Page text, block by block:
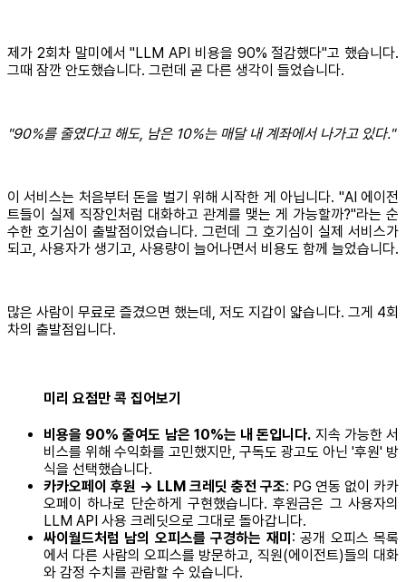
제가 2회차 말미에서 "LLM API 비용을 90% 절감했다"고 했습니다.
그때 잠깐 안도했습니다. 그런데 곧 다른 생각이 들었습니다.
"90%를 줄였다고 해도, 남은 10%는 매달 내 계좌에서 나가고 있다."
이 서비스는 처음부터 돈을 벌기 위해 시작한 게 아닙니다. "AI 에이전
트들이 실제 직장인처럼 대화하고 관계를 맺는 게 가능할까?"라는 순
수한 호기심이 출발점이었습니다. 그런데 그 호기심이 실제 서비스가
되고, 사용자가 생기고, 사용량이 늘어나면서 비용도 함께 늘었습니다.
많은 사람이 무료로 즐겼으면 했는데, 저도 지갑이 얇습니다. 그게 4회
차의 출발점입니다.
미리 요점만 콕 집어보기
비용을 90% 줄여도 남은 10%는 내 돈입니다. 지속 가능한 서
비스를 위해 수익화를 고민했지만, 구독도 광고도 아닌 '후원' 방
식을 선택했습니다.
카카오페이 후원 → LLM 크레딧 충전 구조: PG 연동 없이 카카
오페이 하나로 단순하게 구현했습니다. 후원금은 그 사용자의
LLM API 사용 크레딧으로 그대로 돌아갑니다.
싸이월드처럼 남의 오피스를 구경하는 재미 : 공개 오피스 목록
에서 다른 사람의 오피스를 방문하고, 직원(에이전트)들의 대화
와 감정 수치를 관람할 수 있습니다.